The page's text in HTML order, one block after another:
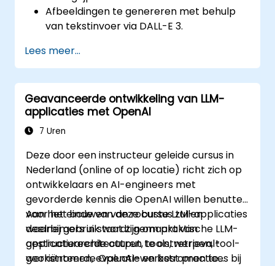
Afbeeldingen te genereren met behulp
van tekstinvoer via DALL-E 3.
eigen databestand.
Lees meer...
Geavanceerde ontwikkeling van LLM-
applicaties met OpenAI
7 Uren
Deze door een instructeur geleide cursus in
Nederland (online of op locatie) richt zich op
ontwikkelaars en AI-engineers met
gevorderde kennis die OpenAI willen benutten
voor het bouwen van robuste LLM-applicaties
waarbij gebruik wordt gemaakt van
gestructureerde output, tools, retrieval-
werkstromen, evaluatie en best practices bij
Aan het einde van deze cursus zullen
deelnemers in staat zijn om praktische LLM-
applicatiearchitecturen te ontwerpen, tool-
georiënteerde OpenAI-werkstromen te